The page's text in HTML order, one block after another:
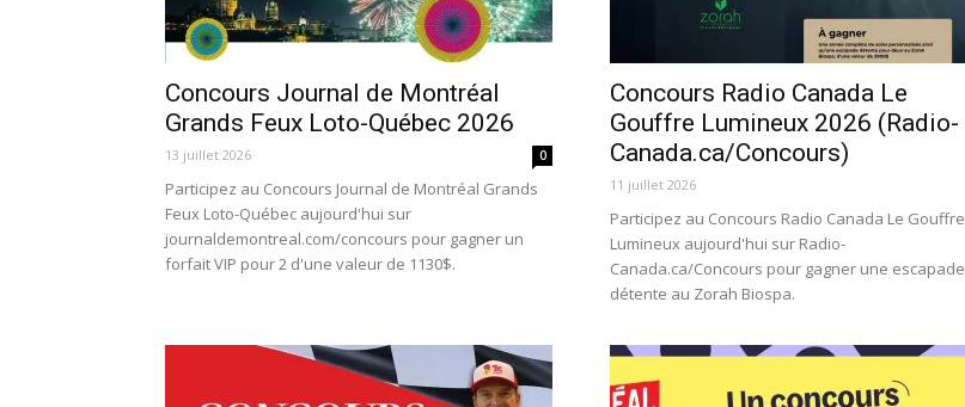
Concours Journal de Montréal
Grands Feux Loto-Québec 2026
13 juillet 2026 0
Participez au Concours Journal de Montréal Grands
Feux Loto-Québec aujourd'hui sur
journaldemontreal.com/concours pour gagner un
forfait VIP pour 2 d'une valeur de 1130$.
Concours Radio Canada Le
Gouffre Lumineux 2026 (Radio-
Canada.ca/Concours)
11 juillet 2026
Participez au Concours Radio Canada Le Gouffre
Lumineux aujourd'hui sur Radio-
Canada.ca/Concours pour gagner une escapade
détente au Zorah Biospa.